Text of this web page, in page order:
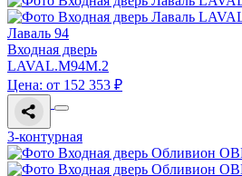
Лаваль 94
Входная дверь
LAVAL.M94M.2
Цена: от 152 353 ₽
3-контурная